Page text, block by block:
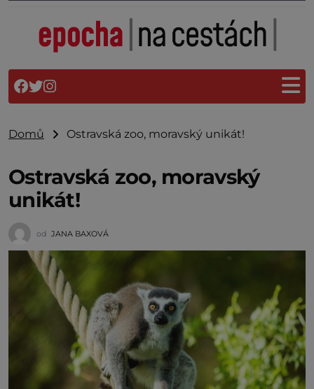
Domů Ostravská zoo, moravský unikát!
Ostravská zoo, moravský
unikát!
od JANA BAXOVÁ